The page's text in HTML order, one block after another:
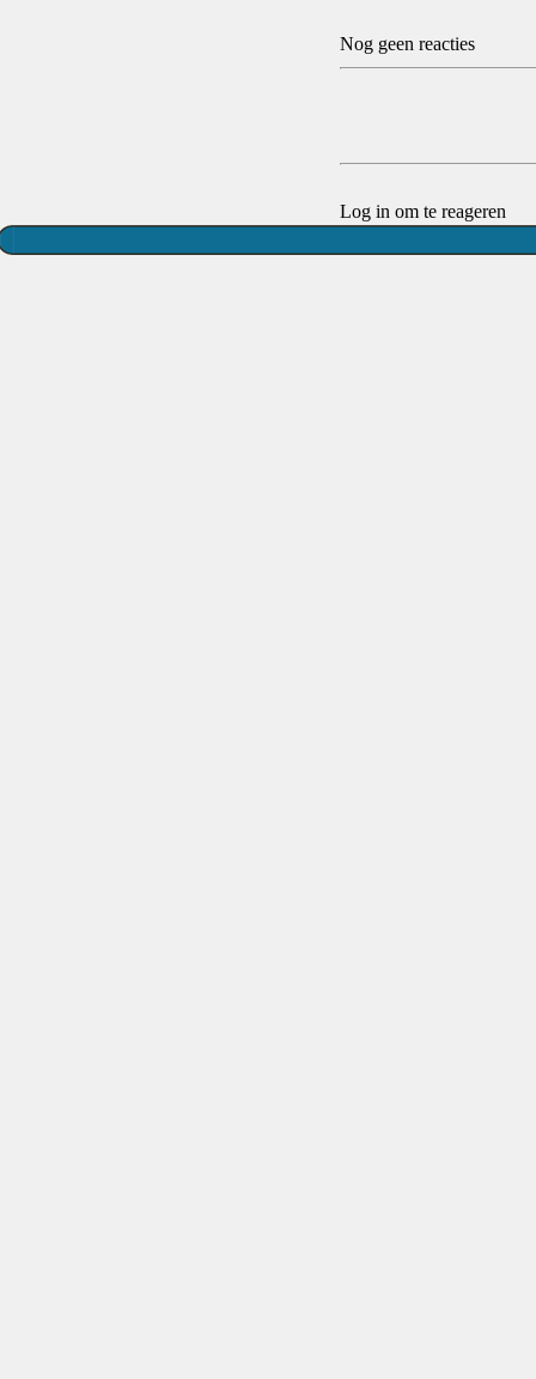
Nog geen reacties
Log in om te reageren